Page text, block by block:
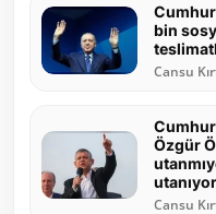
bin
Cansu
Özgür
Cansu